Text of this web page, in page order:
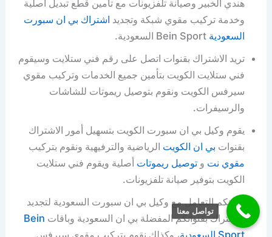
هندي الخبير وصيانة تلفزيونات مع تأمين قطع تبديل أصلية
وخدمة تركيب مقوي شبكة وتجديد اشتراك بي ان سبورت
السعودية Bein Sport السعودية.
تريد الاشتراك بقنوات اتصل على رقم فني ستلايت وسيقوم
فني ستلايت الكويت بتأمين جميع الخدمات وتركيب مقوي
سيرفس الكويت ونقوم بتوصيل ريموتات للشاشات
والرسيفرات.
يقوم وكيل بي ان سبورت الكويت بتسهيل أمور الاشتراك
بقنوات بي ان الكويت الرياضية والترفيهية ونقوم بتركيب
مقوي نت وتوصيل ريموتات أصلية ويقوم فني ستلايت
الكويت بتوفير صيانة تلفزيونات.
يمكنكم التعامل مع وكيل بي ان سبورت السعودية لتجديد
الاشتراك بقنواتكم المفضلة بي ان السعودية وباقات Bein
تواصل معنا